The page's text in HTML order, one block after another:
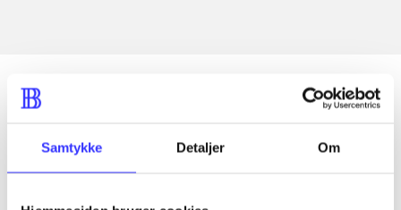
Samtykke Detaljer Om
Artikler